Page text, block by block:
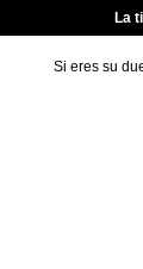
La
Si eres su